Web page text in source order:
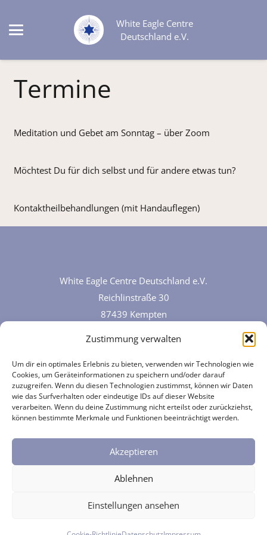
Zustimmung verwalten
Um dir ein optimales Erlebnis zu bieten, verwenden wir Technologien wie
Cookies, um Geräteinformationen zu speichern und/oder darauf
zuzugreifen. Wenn du diesen Technologien zustimmst, können wir Daten
wie das Surfverhalten oder eindeutige IDs auf dieser Website
verarbeiten. Wenn du deine Zustimmung nicht erteilst oder zurückziehst,
können bestimmte Merkmale und Funktionen beeinträchtigt werden.
Akzeptieren
Ablehnen
Einstellungen ansehen
White Eagle Centre
Deutschland e.V.
Termine
Meditation und Gebet am Sonntag – über Zoom
Möchtest Du für dich selbst und für andere etwas tun?
Kontaktheilbehandlungen (mit Handauflegen)
White Eagle Centre Deutschland e.V.
Reichlinstraße 30
87439 Kempten
Datenschutz | Impressum | Cookies